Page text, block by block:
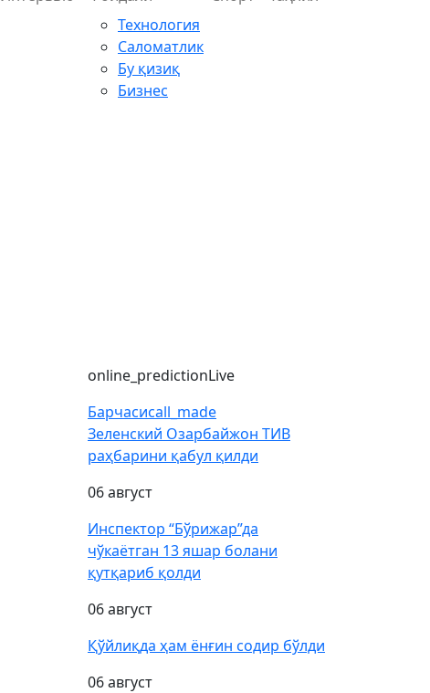
Технология
Саломатлик
Бу қизиқ
Бизнес
online_predictionLive
Барчасиcall_made
Зеленский Озарбайжон ТИВ
раҳбарини қабул қилди
06 август
Инспектор “Бўрижар”да
чўкаётган 13 яшар болани
қутқариб қолди
06 август
Қўйлиқда ҳам ёнғин содир бўлди
06 август